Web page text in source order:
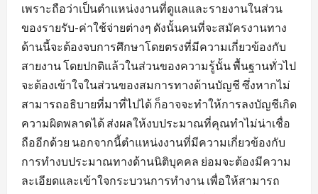
เพราะถือว่าเป็นตำแหน่งงานที่ดูแลและรายงานในส่วน
ของรายรับ-ค่าใช้จ่ายต่างๆ ดังนั้นคนที่จะสมัครงานทาง
ด้านนี้จะต้องจบการศึกษาโดยตรงที่มีความเกี่ยวข้องกับ
สายงาน โดยปกติแล้วในส่วนของความรู้นั้น พื้นฐานทั่วไป
จะต้องเข้าใจในส่วนของสมการทางด้านบัญชี ซึ่งหากไม่
สามารถอธิบายที่มาที่ไปได้ ก็อาจจะทำให้การลงบัญชีเกิด
ความผิดพลาดได้ ส่งผลให้งบประมาณที่คุณทำไม่น่าเชื่อ
ถืออีกด้วย นอกจากนี้ตำแหน่งงานที่มีความเกี่ยวข้องกับ
การทำงบประมาณทางด้านนิติบุคคล ย่อมจะต้องมีความ
ละเอียดและเข้าใจกระบวนการทำงาน เพื่อให้สามารถ